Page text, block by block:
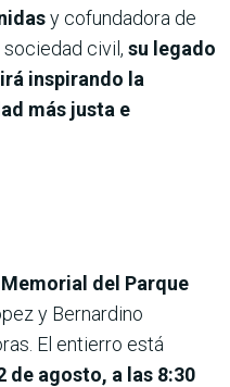
y cofundadora de
civil, su legado
inspirando la
más justa e
del Parque
y Bernardino
El entierro está
de agosto, a las 8:30